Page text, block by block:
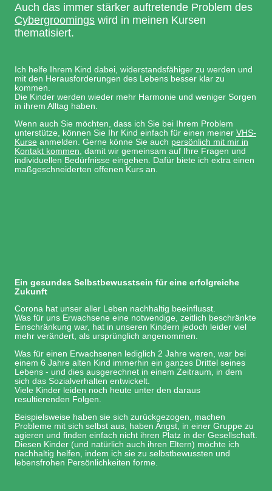
Auch das immer stärker auftretende Problem des
Cybergroomings wird in meinen Kursen
thematisiert.
Ich helfe Ihrem Kind dabei, widerstandsfähiger zu werden und
mit den Herausforderungen des Lebens besser klar zu
kommen.
Die Kinder werden wieder mehr Harmonie und weniger Sorgen
in ihrem Alltag haben.
Wenn auch Sie möchten, dass ich Sie bei Ihrem Problem
unterstütze, können Sie Ihr Kind einfach für einen meiner VHS-
Kurse anmelden. Gerne könne Sie auch persönlich mit mir in
Kontakt kommen, damit wir gemeinsam auf Ihre Fragen und
individuellen Bedürfnisse eingehen. Dafür biete ich extra einen
maßgeschneiderten offenen Kurs an.
Ein gesundes Selbstbewusstsein für eine erfolgreiche
Zukunft
Corona hat unser aller Leben nachhaltig beeinflusst.
Was für uns Erwachsene eine notwendige, zeitlich beschränkte
Einschränkung war, hat in unseren Kindern jedoch leider viel
mehr verändert, als ursprünglich angenommen.
Was für einen Erwachsenen lediglich 2 Jahre waren, war bei
einem 6 Jahre alten Kind immerhin ein ganzes Drittel seines
Lebens - und dies ausgerechnet in einem Zeitraum, in dem
sich das Sozialverhalten entwickelt.
Viele Kinder leiden noch heute unter den daraus
resultierenden Folgen.
Beispielsweise haben sie sich zurückgezogen, machen
Probleme mit sich selbst aus, haben Angst, in einer Gruppe zu
agieren und finden einfach nicht ihren Platz in der Gesellschaft.
Diesen Kinder (und natürlich auch ihren Eltern) möchte ich
nachhaltig helfen, indem ich sie zu selbstbewussten und
lebensfrohen Persönlichkeiten forme.